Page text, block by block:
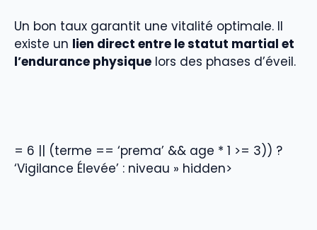
Un bon taux garantit une vitalité optimale. Il
existe un lien direct entre le statut martial et
l’endurance physique lors des phases d’éveil.
= 6 || (terme == ‘prema’ && age * 1 >= 3)) ?
‘Vigilance Élevée’ : niveau » hidden>